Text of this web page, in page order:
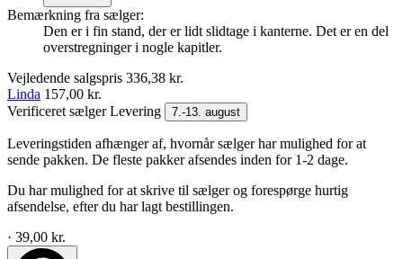
Bemærkning fra sælger:
Den er i fin stand, der er lidt slidtage i kanterne. Det er en del
overstregninger i nogle kapitler.
Vejledende salgspris 336,38 kr.
Linda 157,00 kr.
Verificeret sælgerLevering 7.-13. august
Leveringstiden afhænger af, hvornår sælger har mulighed for at
sende pakken. De fleste pakker afsendes inden for 1-2 dage.
Du har mulighed for at skrive til sælger og forespørge hurtig
afsendelse, efter du har lagt bestillingen.
· 39,00 kr.